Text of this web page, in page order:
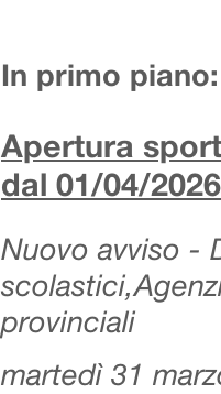
In primo piano:
Apertura
dal 01/04/2026
Nuovo avviso -
provinciali
martedì 31